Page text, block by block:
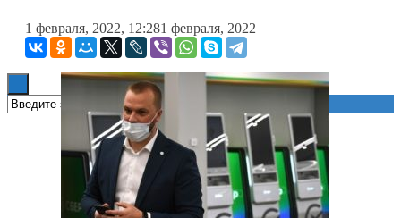
Книги
1 февраля, 2022, 12:281 февраля, 2022